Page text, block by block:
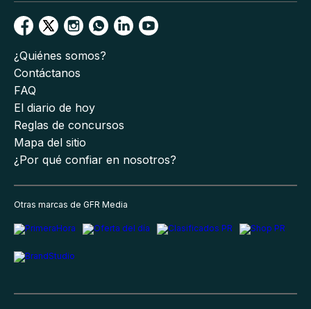
¿Quiénes somos?
Contáctanos
FAQ
El diario de hoy
Reglas de concursos
Mapa del sitio
¿Por qué confiar en nosotros?
Otras marcas de GFR Media